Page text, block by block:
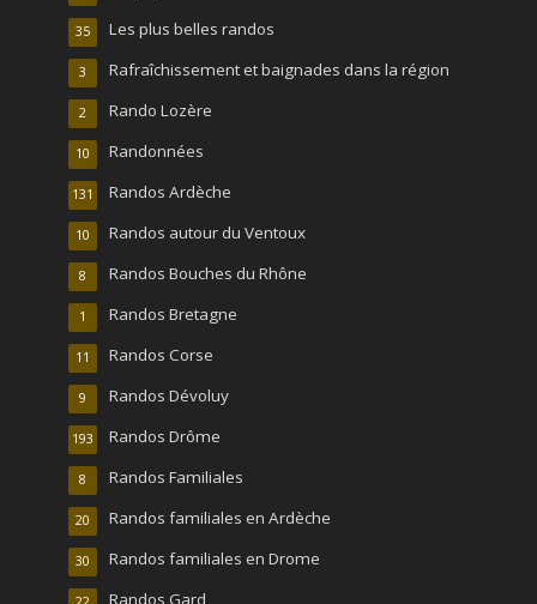
Les plus belles randos
35
Rafraîchissement et baignades dans la région
3
Rando Lozère
2
Randonnées
10
Randos Ardèche
131
Randos autour du Ventoux
10
Randos Bouches du Rhône
8
Randos Bretagne
1
Randos Corse
11
Randos Dévoluy
9
Randos Drôme
193
Randos Familiales
8
Randos familiales en Ardèche
20
Randos familiales en Drome
30
Randos Gard